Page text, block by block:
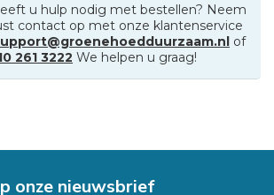
u hulp nodig met bestellen? Neem
contact op met onze klantenservice
of
261 3222 We helpen u graag!
onze nieuwsbrief